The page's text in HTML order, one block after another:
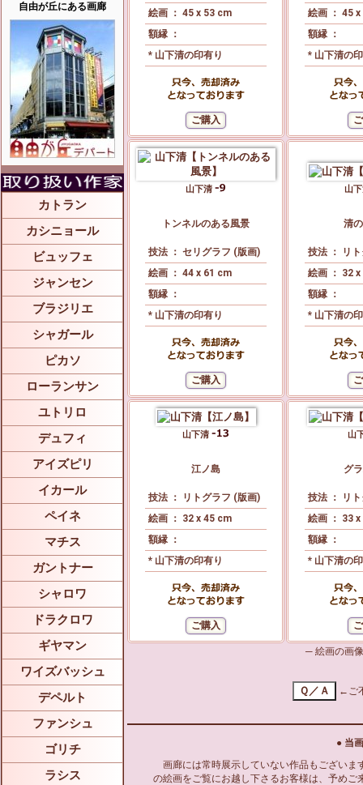
自由が丘にある画廊
カトラン
カシニョール
ビュッフェ
ジャンセン
ブラジリエ
シャガール
ピカソ
ローランサン
ユトリロ
デュフィ
アイズピリ
イカール
ペイネ
マチス
ガントナー
シャロワ
ドラクロワ
ギヤマン
ワイズバッシュ
デペルト
ファンシュ
ゴリチ
ラシス
絵画 ： 45 x 53 cm
額縁 ：
* 山下清の印有り
絵画 ： 45
額縁 ：
* 山下清の
山下清
トンネルのある風景
技法 ： セリグラフ (版画)
絵画 ： 44 x 61 cm
額縁 ：
* 山下清の印有り
山
清
技法 ： リ
絵画 ： 32
額縁 ：
* 山下清の
山下清
江ノ島
技法 ： リトグラフ (版画)
絵画 ： 32 x 45 cm
額縁 ：
* 山下清の印有り
山
グ
技法 ： リ
絵画 ： 33
額縁 ：
* 山下清の
─ 絵画の画
←ご
● 当
画廊には常時展示していない作品もございま
の絵画をご覧にお越し下さるお客様は、予め